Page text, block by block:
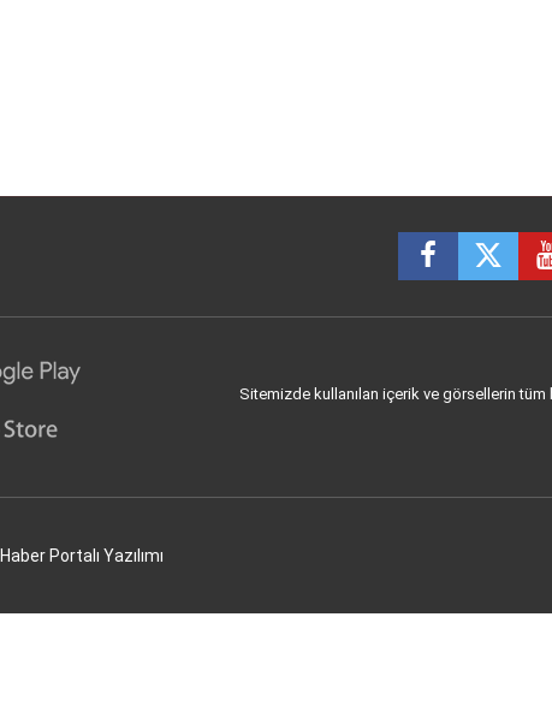
Sitemizde kullanılan içerik ve görsellerin tüm
Haber Portalı Yazılımı